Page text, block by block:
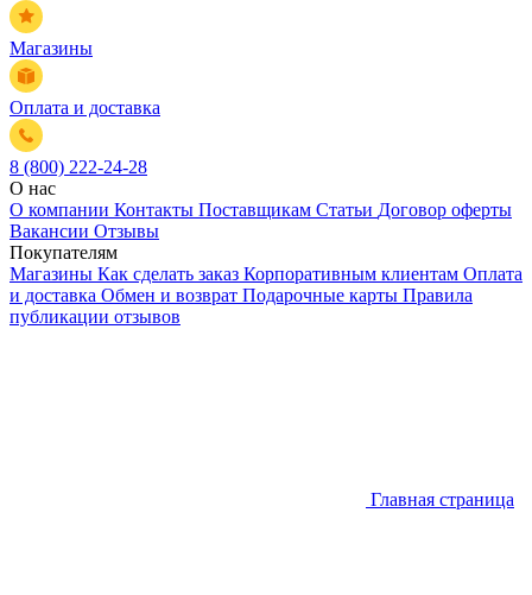
Магазины
Оплата и доставка
8 (800) 222-24-28
О нас
О компании Контакты Поставщикам Статьи Договор оферты
Вакансии Отзывы
Покупателям
Магазины Как сделать заказ Корпоративным клиентам Оплата
и доставка Обмен и возврат Подарочные карты Правила
публикации отзывов
Главная страница